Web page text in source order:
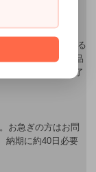
ップで販売している
がある場合でも品
ますが、何卒ご了
お急ぎの方はお問
納期に約40日必要